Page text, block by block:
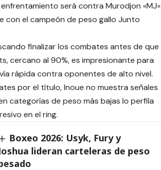
será contra Murodjon «MJ»
con el campeón de peso gallo Junto
finalizar los combates antes de que
cercano al 90%, es impresionante para
rápida contra oponentes de alto nivel.
por el título, Inoue no muestra señales
categorías de peso más bajas lo perfila
en el ring.
Boxeo 2026: Usyk, Fury y
lideran carteleras de peso